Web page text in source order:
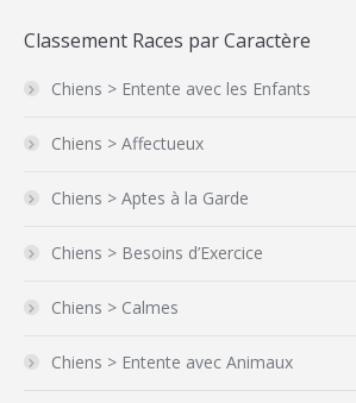
Classement Races par Caractère
Chiens > Entente avec les Enfants
Chiens > Affectueux
Chiens > Aptes à la Garde
Chiens > Besoins d’Exercice
Chiens > Calmes
Chiens > Entente avec Animaux